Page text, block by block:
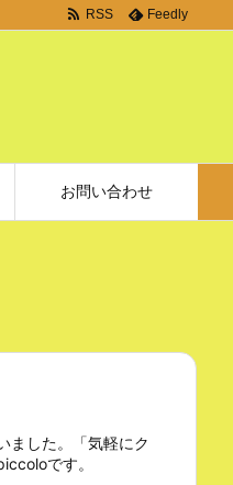
お問い合わせ
RSS Feedly
ました。「気軽にク
です。